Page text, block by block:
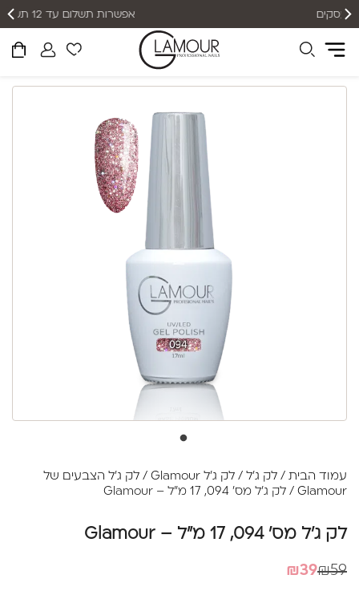
עמוד הבית / לק ג'ל / לק ג'ל Glamour / לק ג'ל הצבעים של
Glamour / לק ג'ל מס' 094, 17 מ"ל – Glamour
לק ג'ל מס' 094, 17 מ"ל – Glamour
₪59
המחיר₪39
המחיר